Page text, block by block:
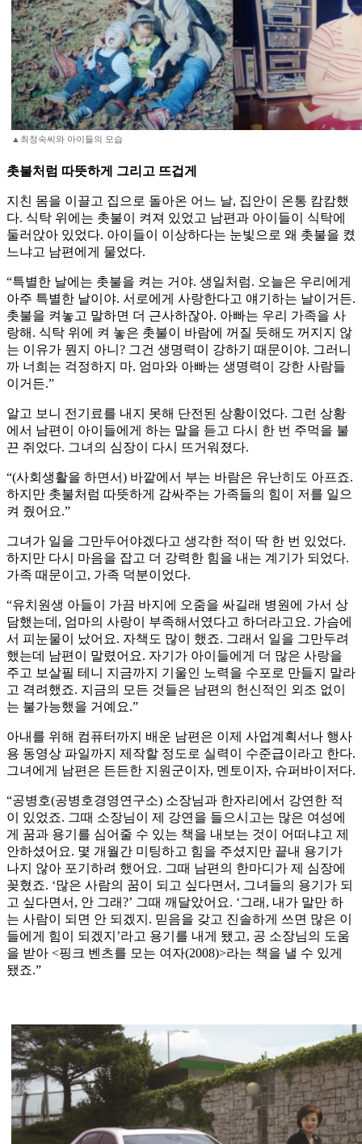
▲최정숙씨와 아이들의 모습
촛불처럼 따뜻하게 그리고 뜨겁게
지친 몸을 이끌고 집으로 돌아온 어느 날, 집안이 온통 캄캄했
다. 식탁 위에는 촛불이 켜져 있었고 남편과 아이들이 식탁에
둘러앉아 있었다. 아이들이 이상하다는 눈빛으로 왜 촛불을 켰
느냐고 남편에게 물었다.
“특별한 날에는 촛불을 켜는 거야. 생일처럼. 오늘은 우리에게
아주 특별한 날이야. 서로에게 사랑한다고 얘기하는 날이거든.
촛불을 켜놓고 말하면 더 근사하잖아. 아빠는 우리 가족을 사
랑해. 식탁 위에 켜 놓은 촛불이 바람에 꺼질 듯해도 꺼지지 않
는 이유가 뭔지 아니? 그건 생명력이 강하기 때문이야. 그러니
까 너희는 걱정하지 마. 엄마와 아빠는 생명력이 강한 사람들
이거든.”
알고 보니 전기료를 내지 못해 단전된 상황이었다. 그런 상황
에서 남편이 아이들에게 하는 말을 듣고 다시 한 번 주먹을 불
끈 쥐었다. 그녀의 심장이 다시 뜨거워졌다.
“(사회생활을 하면서) 바깥에서 부는 바람은 유난히도 아프죠.
하지만 촛불처럼 따뜻하게 감싸주는 가족들의 힘이 저를 일으
켜 줬어요.”
그녀가 일을 그만두어야겠다고 생각한 적이 딱 한 번 있었다.
하지만 다시 마음을 잡고 더 강력한 힘을 내는 계기가 되었다.
가족 때문이고, 가족 덕분이었다.
“유치원생 아들이 가끔 바지에 오줌을 싸길래 병원에 가서 상
담했는데, 엄마의 사랑이 부족해서였다고 하더라고요. 가슴에
서 피눈물이 났어요. 자책도 많이 했죠. 그래서 일을 그만두려
했는데 남편이 말렸어요. 자기가 아이들에게 더 많은 사랑을
주고 보살필 테니 지금까지 기울인 노력을 수포로 만들지 말라
고 격려했죠. 지금의 모든 것들은 남편의 헌신적인 외조 없이
는 불가능했을 거예요.”
아내를 위해 컴퓨터까지 배운 남편은 이제 사업계획서나 행사
용 동영상 파일까지 제작할 정도로 실력이 수준급이라고 한다.
그녀에게 남편은 든든한 지원군이자, 멘토이자, 슈퍼바이저다.
“공병호(공병호경영연구소) 소장님과 한자리에서 강연한 적
이 있었죠. 그때 소장님이 제 강연을 들으시고는 많은 여성에
게 꿈과 용기를 심어줄 수 있는 책을 내보는 것이 어떠냐고 제
안하셨어요. 몇 개월간 미팅하고 힘을 주셨지만 끝내 용기가
나지 않아 포기하려 했어요. 그때 남편의 한마디가 제 심장에
꽂혔죠. ‘많은 사람의 꿈이 되고 싶다면서, 그녀들의 용기가 되
고 싶다면서, 안 그래?’ 그때 깨달았어요. ‘그래, 내가 말만 하
는 사람이 되면 안 되겠지. 믿음을 갖고 진솔하게 쓰면 많은 이
들에게 힘이 되겠지’라고 용기를 내게 됐고, 공 소장님의 도움
을 받아 <핑크 벤츠를 모는 여자(2008)>라는 책을 낼 수 있게
됐죠.”